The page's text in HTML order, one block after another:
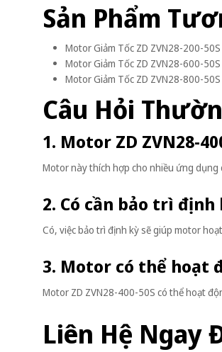
Sản Phẩm
Motor Giảm Tốc ZD ZVN28-200-
Motor Giảm Tốc ZD ZVN28-600-
Motor Giảm Tốc ZD ZVN28-800-
Câu Hỏi
1. Motor ZD ZVN28-
Motor này thích hợp cho nhiều ứng dụng
2. Có cần bảo trì
Có, việc bảo trì định kỳ sẽ giúp motor
3. Motor có thể hoạt
Motor ZD ZVN28-400-50S có thể hoạt
Liên Hệ Ngay